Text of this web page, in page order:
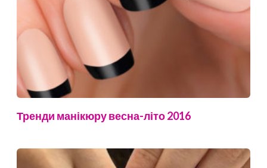
Тренди манікюру весна-літо 2016